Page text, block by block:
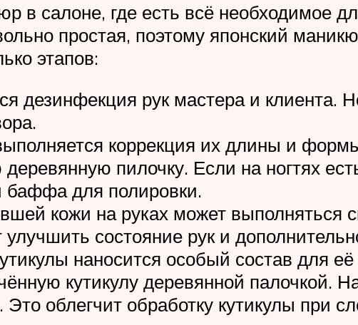
в салоне, где есть всё необходимое
простая, поэтому японский
этапов:
дезинфекция рук мастера и клиента.
коррекция их длины и
пилочку. Если на ногтях
для полировки.
кожи на руках может выполняться
состояние рук и
наносится особый состав для
кутикулу деревянной палочкой.
Это облегчит обработку кутикулы при